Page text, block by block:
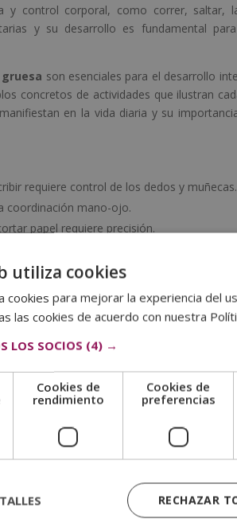
y control corporal, como correr, saltar,
y su desarrollo es fundamental
son esenciales para el desarrollo
concretos de actividades que ilustran
en la vida diaria y su
requiere control de los dedos y muñecas.
coordinación mano-ojo.
papel requiere precisión.
o piezas pequeñas también mejora la
para mover el cuerpo rápidamente.
entre las manos y el cuerpo.
y el equilibrio.
Desarrollo Infantil y Adulto?
utiliza cookies
cookies para mejorar la experiencia del
las cookies de acuerdo con nuestra
LOS SOCIOS (4) →
Cookies de
rendimiento
Cookies de
preferencias
RECHAZAR